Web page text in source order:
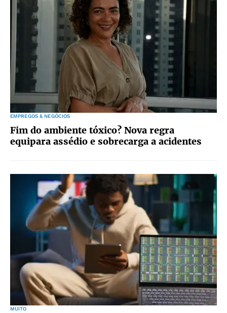
EMPREGOS & NEGÓCIOS
Fim do ambiente tóxico? Nova regra
equipara assédio e sobrecarga a acidentes
MUITO